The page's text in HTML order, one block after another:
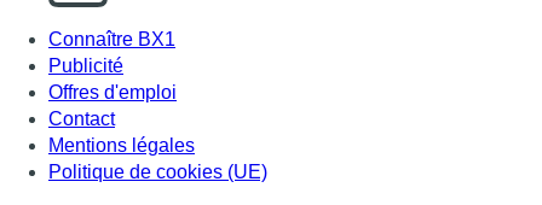
Connaître BX1
Publicité
Offres d'emploi
Contact
Mentions légales
Politique de cookies (UE)